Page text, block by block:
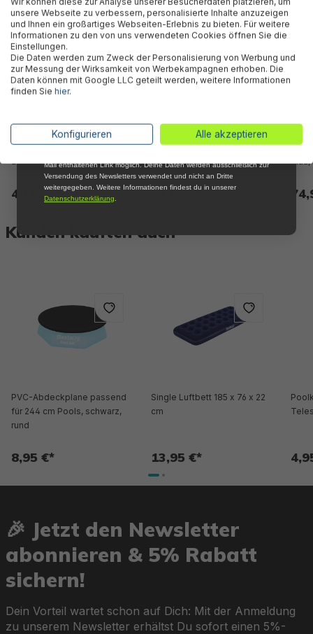
PE-Solarabdeckplane
passend für 396 cm, 427 cm
und 457 cm Pools, blau, rund
49,95 €*
PE-Solarabdeckplane
passend für 457 cm und 488
cm Pools, blau, rund
54,95 €*
blau,
Kunden kauften auch
PVC-Abdeckplane passend
für 244 cm Pools, schwarz,
rund
8,95 €*
Single Luftbett 185 x 76 x 22
cm
13,95 €*
🎉 Jetzt den Newsletter
abonnieren & 5% Rabatt
sichern!
Dein Vorteil wartet schon auf Dich: Mit der Anmeldung
zu unserem Newsletter erhältst Du sofort einen 5%-
unsere Webseite zu verbessern, personalisierte Inhalte anzuzeigen
und Ihnen ein großartiges Webseiten-Erlebnis zu bieten. Für weitere
Informationen zu den von uns verwendeten Cookies öffnen Sie die
Einstellungen.
Die Daten werden zum Zweck der Personalisierung von Werbung und
zur Messung der Wirksamkeit von Werbekampagnen erhoben. Die
Daten können mit Google LLC geteilt werden, weitere Informationen
finden Sie hier.
Konfigurieren Alle akzeptieren
Newsletter, verpasse keine Neuigkeiten und
Aktionen mehr und sichere Dir 5 %
Willkommensrabatt auf nicht reduzierte Ware
bei Deiner ersten Bestellung !*
Email
*Mit der Anmeldung zum Newsletter stimmst du zu, regelmäßig per E-
Mail über aktuelle Angebote, Aktionen und Produktneuheiten
Mail enthaltenen Link möglich. Deine Daten werden ausschließlich zur
Versendung des Newsletters verwendet und nicht an Dritte
weitergegeben. Weitere Informationen findest du in unserer
Datenschutzerklärung